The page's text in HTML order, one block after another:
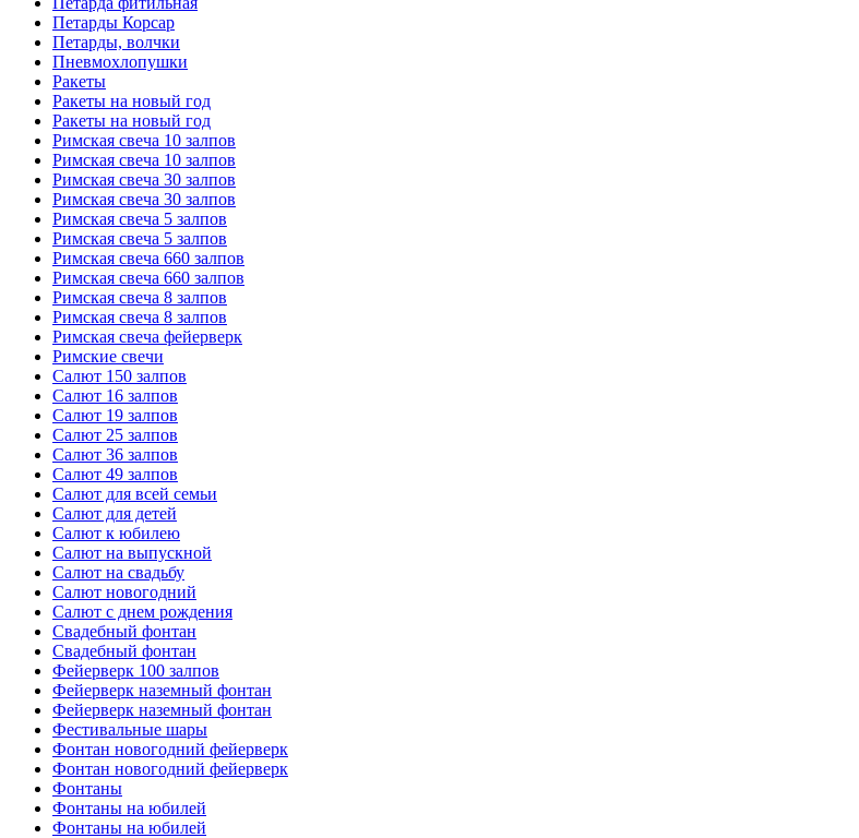
Петарды Корсар
Петарды, волчки
Пневмохлопушки
Ракеты
Ракеты на новый год
Ракеты на новый год
Римская свеча 10 залпов
Римская свеча 10 залпов
Римская свеча 30 залпов
Римская свеча 30 залпов
Римская свеча 5 залпов
Римская свеча 5 залпов
Римская свеча 660 залпов
Римская свеча 660 залпов
Римская свеча 8 залпов
Римская свеча 8 залпов
Римская свеча фейерверк
Римские свечи
Салют 150 залпов
Салют 16 залпов
Салют 19 залпов
Салют 25 залпов
Салют 36 залпов
Салют 49 залпов
Салют для всей семьи
Салют для детей
Салют к юбилею
Салют на выпускной
Салют на свадьбу
Салют новогодний
Салют с днем рождения
Свадебный фонтан
Свадебный фонтан
Фейерверк 100 залпов
Фейерверк наземный фонтан
Фейерверк наземный фонтан
Фестивальные шары
Фонтан новогодний фейерверк
Фонтан новогодний фейерверк
Фонтаны
Фонтаны на юбилей
Фонтаны на юбилей